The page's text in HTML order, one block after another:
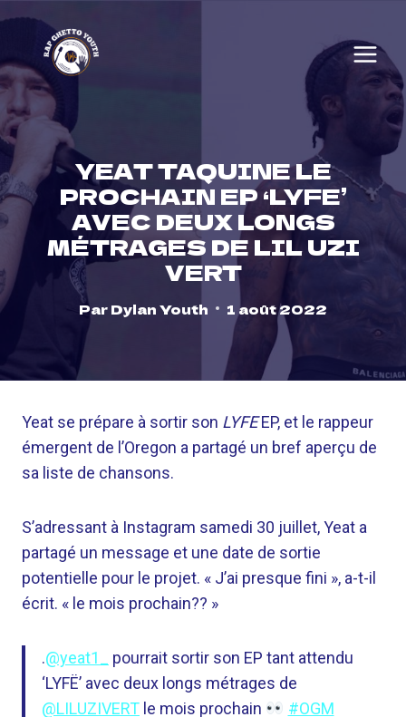
content
YEAT TAQUINE LE
PROCHAIN EP ‘LYFE’
AVEC DEUX LONGS
MÉTRAGES DE LIL UZI
VERT
ParDylan Youth 1 août 2022
Yeat se prépare à sortir son LYFEEP, et le rappeur
émergent de l’Oregon a partagé un bref aperçu de
sa liste de chansons.
S’adressant à Instagram samedi 30 juillet, Yeat a
partagé un message et une date de sortie
potentielle pour le projet. « J’ai presque fini », a-t-il
écrit. « le mois prochain?? »
.@yeat1_
pourrait sortir son EP tant attendu
‘LYFË’ avec deux longs métrages de
@LILUZIVERT le mois prochain
#OGM